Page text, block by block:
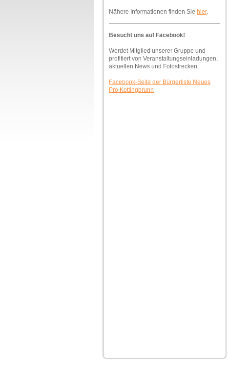
Nähere Informationen finden Sie hier.
Besucht uns auf Facebook!
Werdet Mitglied unserer Gruppe und
profitiert von Veranstaltungseinladungen,
aktuellen News und Fotostrecken.
Facebook-Seite der Bürgerliste Neues
Pro Kottingbrunn